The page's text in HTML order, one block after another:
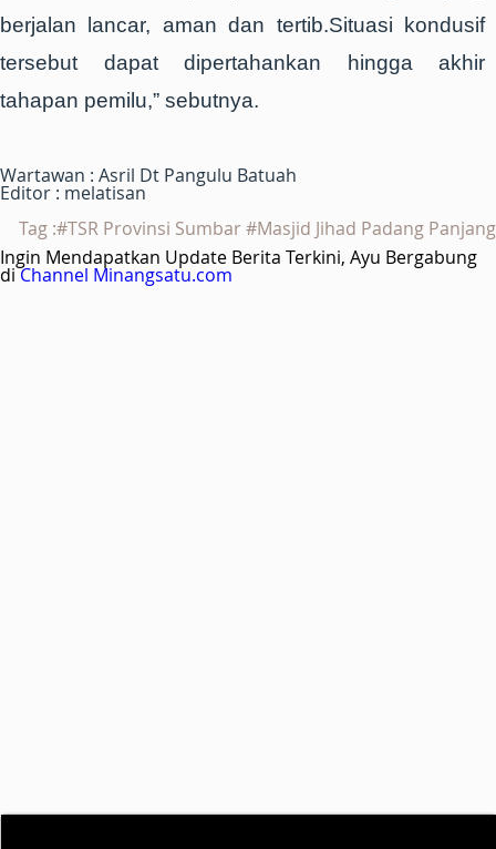
berjalan lancar, aman dan tertib.Situasi kondusif
tersebut dapat dipertahankan hingga akhir
tahapan pemilu,” sebutnya.
Wartawan : Asril Dt Pangulu Batuah
Editor : melatisan
Tag :#TSR Provinsi Sumbar #Masjid Jihad Padang Panjang
Ingin Mendapatkan Update Berita Terkini, Ayu Bergabung
diChannel Minangsatu.com